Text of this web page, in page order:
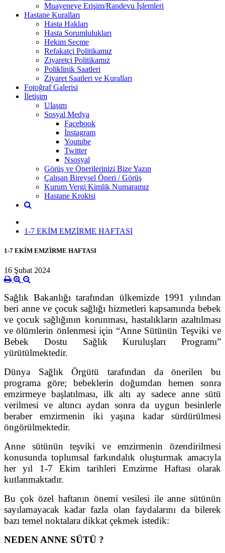
Muayeneye Erişim/Randevu İşlemleri
Hastane Kuralları
Hasta Hakları
Hasta Sorumlulukları
Hekim Seçme
Refakatçi Politikamız
Ziyaretçi Politikamız
Poliklinik Saatleri
Ziyaret Saatleri ve Kuralları
Fotoğraf Galerisi
İletişim
Ulaşım
Sosyal Medya
Facebook
İnstagram
Youtube
Twitter
Nsosyal
Görüş ve Önerilerinizi Bize Yazın
Çalışan Bireysel Öneri / Görüş
Kurum Vergi Kimlik Numaramız
Hastane Krokisi
1-7 EKİM EMZİRME HAFTASI
1-7 EKİM EMZİRME HAFTASI
16 Şubat 2024
Sağlık Bakanlığı tarafından ülkemizde 1991 yılından
beri anne ve çocuk sağlığı hizmetleri kapsamında bebek
ve çocuk sağlığının korunması, hastalıkların azaltılması
ve ölümlerin önlenmesi için “Anne Sütünün Teşviki ve
Bebek Dostu Sağlık Kuruluşları Programı”
yürütülmektedir.
Dünya Sağlık Örgütü tarafından da önerilen bu
programa göre; bebeklerin doğumdan hemen sonra
emzirmeye başlatılması, ilk altı ay sadece anne sütü
verilmesi ve altıncı aydan sonra da uygun besinlerle
beraber emzirmenin iki yaşına kadar sürdürülmesi
öngörülmektedir.
Anne sütünün teşviki ve emzirmenin özendirilmesi
konusunda toplumsal farkındalık oluşturmak amacıyla
her yıl 1-7 Ekim tarihleri Emzirme Haftası olarak
kutlanmaktadır.
Bu çok özel haftanın önemi vesilesi ile anne sütünün
sayılamayacak kadar fazla olan faydalarını da bilerek
bazı temel noktalara dikkat çekmek istedik:
NEDEN ANNE SÜTÜ ?